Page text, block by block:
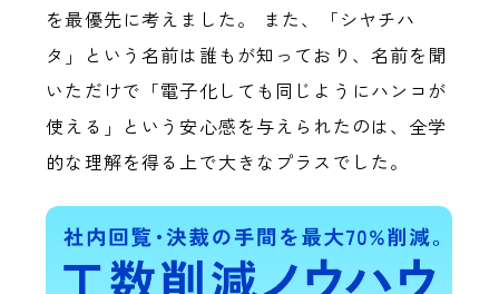
を最優先に考えました。 また、「シヤチハ
タ」という名前は誰もが知っており、名前を聞
いただけで「電子化しても同じようにハンコが
使える」という安心感を与えられたのは、全学
的な理解を得る上で大きなプラスでした。